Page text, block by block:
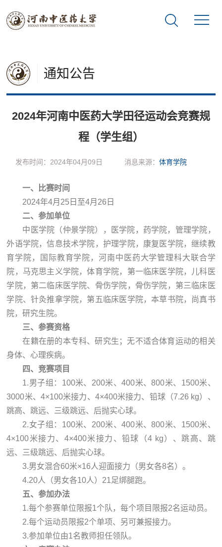
通知公告
2024年河南中医药大学田径运动会竞赛规
程（学生组）
发布时间：2024年04月09日 消息来源： 体育学院
一、比赛时间
2024年4月25日至4月26日
二、参加单位
中医学院（仲景学院），医学院，药学院，管理学院，
外语学院，信息技术学院，护理学院，康复医学院，继续教
育学院，国际教育学院，河南中医药大学管理科大联合学
院，马克思主义学院，体育学院，第一临床医学院，儿科医
学院，第二临床医学院、骨伤学院，骨伤学院，第三临床医
学院、针灸推拿学院，第五临床医学院，本草书院，尚真书
院，研究生院。
三、参赛资格
在籍在册的本专科、研究生；无不适合体育运动的相关
身体、心理疾病。
四、竞赛项目
1.男子组：100米、200米、400米、800米、1500米、
3000米、4×100米接力、4×400米接力、铅球（7.26 kg）、
跳高、跳远、三级跳远、后抛实心球。
2.女子组：100米、200米、400米、800米、1500米、
4×100米接力、4×400米接力、铅球（4 kg）、跳高、跳
远、三级跳远、后抛实心球。
3.男女混合60米×16人迎面接力（男女各8名）。
4.20人（男女各10人）21足绑腿跑。
五、参加办法
1.每个参赛单位限报1个队，每个项目限报2名运动员。
2.每个运动员限报2个单项、另可兼报接力。
3.参加单位由1名教师担任领队。